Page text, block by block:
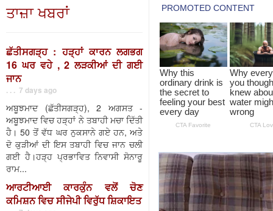
ਤਾਜ਼ਾ ਖਬਰਾਂ
ਛੱਤੀਸਗੜ੍ਹ : ਹੜ੍ਹਾਂ ਕਾਰਨ ਲਗਭਗ
16 ਘਰ ਵਹੇ , 2 ਲੜਕੀਆਂ ਦੀ ਗਈ
ਜਾਨ
. . . 7 days ago
ਅਬੂਝਮਾਦ (ਛੱਤੀਸਗੜ੍ਹ), 2 ਅਗਸਤ -
ਅਬੂਝਮਾਦ ਵਿਚ ਹੜ੍ਹਾਂ ਨੇ ਤਬਾਹੀ ਮਚਾ ਦਿੱਤੀ
ਹੈ। 50 ਤੋਂ ਵੱਧ ਘਰ ਨੁਕਸਾਨੇ ਗਏ ਹਨ, ਅਤੇ
ਦੋ ਕੁੜੀਆਂ ਦੀ ਇਸ ਤਬਾਹੀ ਵਿਚ ਜਾਨ ਚਲੀ
ਗਈ ਹੈ।ਹੜ੍ਹ ਪ੍ਰਭਾਵਿਤ ਨਿਵਾਸੀ ਸੋਨਾਰੂ
ਰਾਮ...
ਆਰਟੀਆਈ ਕਾਰਕੁੰਨ ਵਲੋਂ ਚੋਣ
ਕਮਿਸ਼ਨ ਵਿਚ ਸੀਜੇਪੀ ਵਿਰੁੱਧ ਸ਼ਿਕਾਇਤ